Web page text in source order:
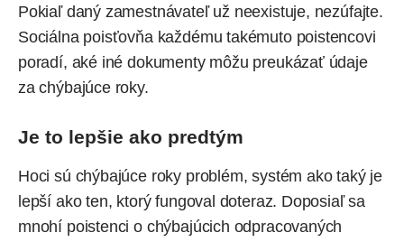
Pokiaľ daný zamestnávateľ už neexistuje, nezúfajte.
Sociálna poisťovňa každému takémuto poistencovi
poradí, aké iné dokumenty môžu preukázať údaje
za chýbajúce roky.
Je to lepšie ako predtým
Hoci sú chýbajúce roky problém, systém ako taký je
lepší ako ten, ktorý fungoval doteraz. Doposiaľ sa
mnohí poistenci o chýbajúcich odpracovaných